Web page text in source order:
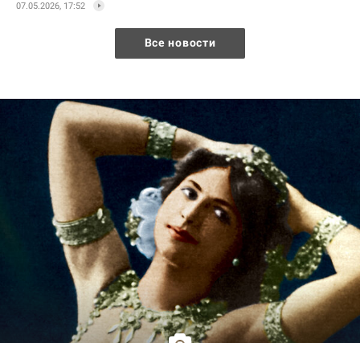
07.05.2026, 17:52
Все новости